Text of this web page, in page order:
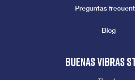
Preguntas
Blog
Buenas vibras